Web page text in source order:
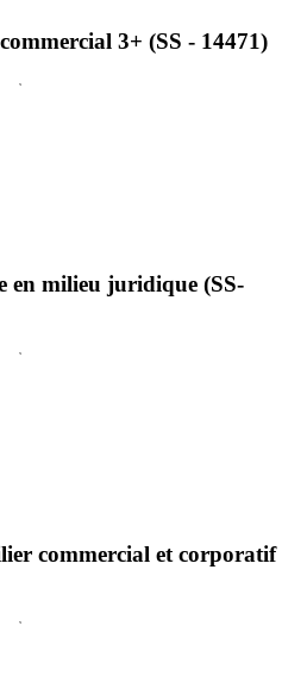
3+ (SS - 14471)
en milieu juridique (SS-
commercial et corporatif